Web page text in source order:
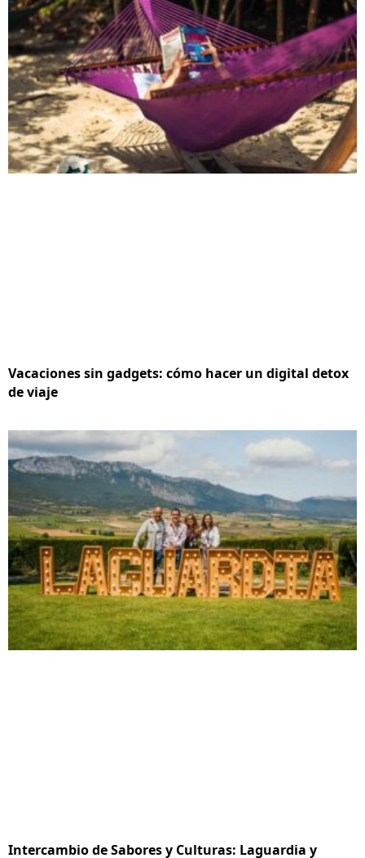
Vacaciones sin gadgets: cómo hacer un digital detox
de viaje
Intercambio de Sabores y Culturas: Laguardia y